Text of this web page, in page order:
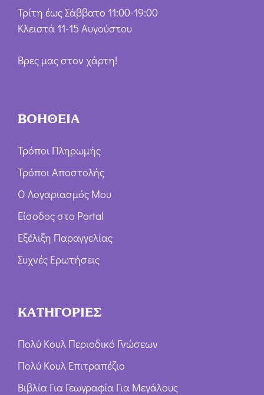
Τρίτη έως Σάββατο 11:00-19:00
Κλειστά 11-15 Αυγούστου
Βρες μας στον χάρτη!
ΒΟΗΘΕΙΑ
Τρόποι Πληρωμής
Τρόποι Αποστολής
Ο Λογαριασμός Μου
Είσοδος στο Portal
Εξέλιξη Παραγγελίας
Συχνές Ερωτήσεις
ΚΑΤΗΓΟΡΙΕΣ
Πολύ Κουλ Περιοδικό Γνώσεων
Πολύ Κουλ Επιτραπέζιο
Βιβλία Για Γεωγραφία Για Μεγάλους